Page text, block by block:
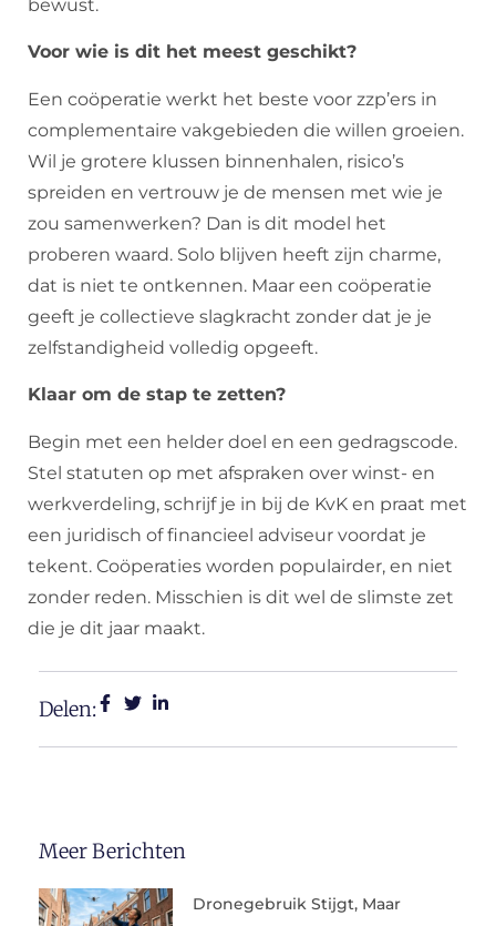
bewust.
Voor wie is dit het meest geschikt?
Een coöperatie werkt het beste voor zzp’ers in
complementaire vakgebieden die willen groeien.
Wil je grotere klussen binnenhalen, risico’s
spreiden en vertrouw je de mensen met wie je
zou samenwerken? Dan is dit model het
proberen waard. Solo blijven heeft zijn charme,
dat is niet te ontkennen. Maar een coöperatie
geeft je collectieve slagkracht zonder dat je je
zelfstandigheid volledig opgeeft.
Klaar om de stap te zetten?
Begin met een helder doel en een gedragscode.
Stel statuten op met afspraken over winst- en
werkverdeling, schrijf je in bij de KvK en praat met
een juridisch of financieel adviseur voordat je
tekent. Coöperaties worden populairder, en niet
zonder reden. Misschien is dit wel de slimste zet
die je dit jaar maakt.
Delen:
Meer Berichten
Dronegebruik Stijgt, Maar